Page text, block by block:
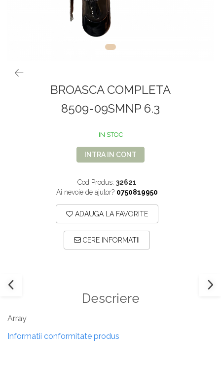
UNICA FOLOSINTA
BROASCA COMPLETA
8509-09SMNP 6.3
IN STOC
INTRA IN CONT
Cod Produs: 32621
Ai nevoie de ajutor? 0750819950
ADAUGA LA FAVORITE
CERE INFORMATII
Descriere
Array
Informatii conformitate produs